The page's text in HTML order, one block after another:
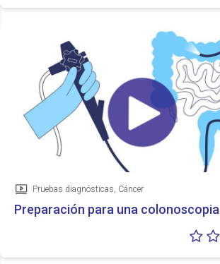
Vídeo
Pruebas diagnósticas, Cáncer
Preparación para una colonoscopia